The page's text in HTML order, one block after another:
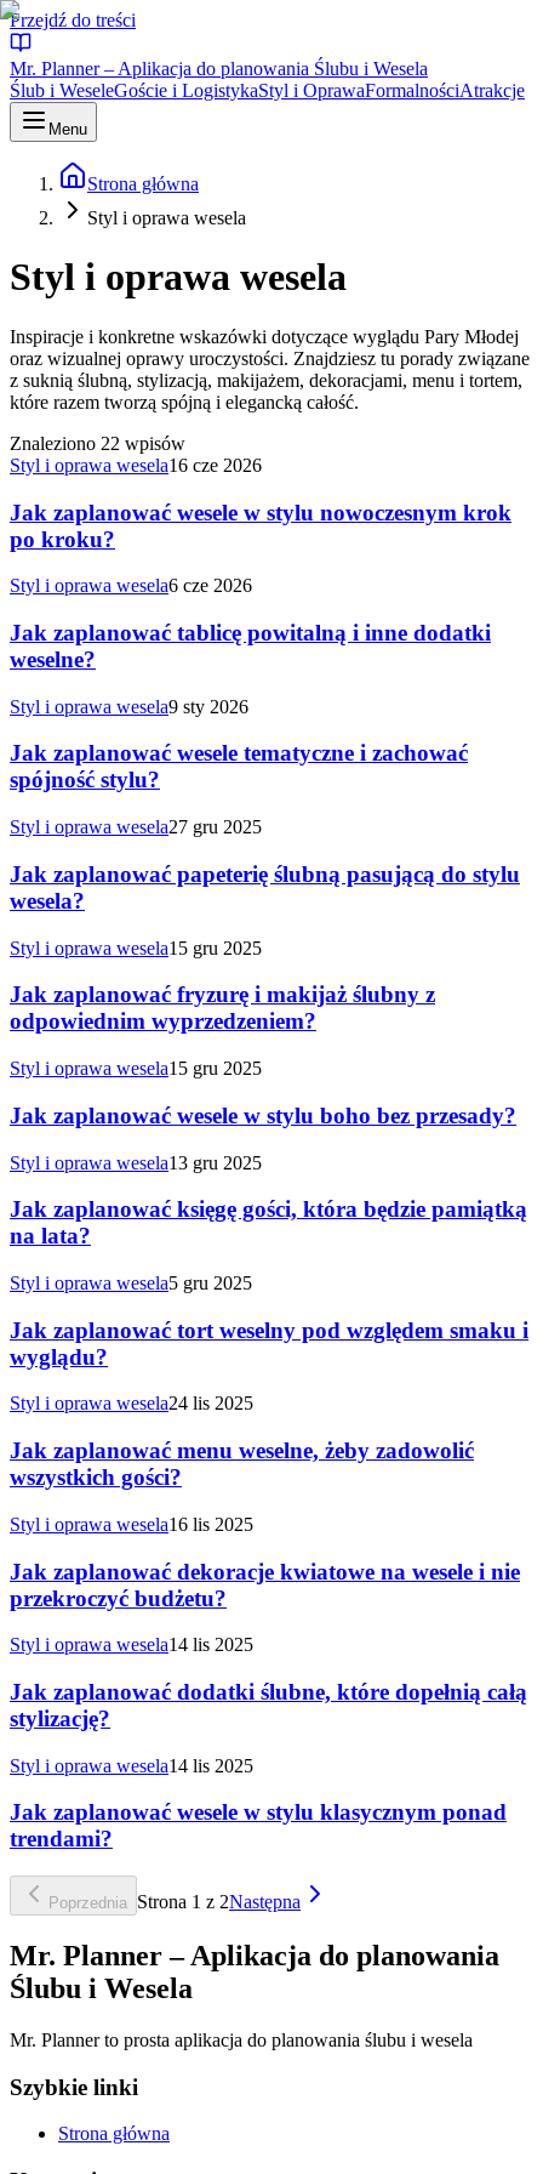
Przejdź do treści
Mr. Planner – Aplikacja do planowania Ślubu i Wesela
Ślub i WeseleGoście i LogistykaStyl i OprawaFormalnościAtrakcje
Menu
Strona główna
Styl i oprawa wesela
Styl i oprawa wesela
Inspiracje i konkretne wskazówki dotyczące wyglądu Pary Młodej
oraz wizualnej oprawy uroczystości. Znajdziesz tu porady związane
z suknią ślubną, stylizacją, makijażem, dekoracjami, menu i tortem,
które razem tworzą spójną i elegancką całość.
Znaleziono 22 wpisów
Styl i oprawa wesela16 cze 2026
Jak zaplanować wesele w stylu nowoczesnym krok
po kroku?
Styl i oprawa wesela6 cze 2026
Jak zaplanować tablicę powitalną i inne dodatki
weselne?
Styl i oprawa wesela9 sty 2026
Jak zaplanować wesele tematyczne i zachować
spójność stylu?
Styl i oprawa wesela27 gru 2025
Jak zaplanować papeterię ślubną pasującą do stylu
wesela?
Styl i oprawa wesela15 gru 2025
Jak zaplanować fryzurę i makijaż ślubny z
odpowiednim wyprzedzeniem?
Styl i oprawa wesela15 gru 2025
Jak zaplanować wesele w stylu boho bez przesady?
Styl i oprawa wesela13 gru 2025
Jak zaplanować księgę gości, która będzie pamiątką
na lata?
Styl i oprawa wesela5 gru 2025
Jak zaplanować tort weselny pod względem smaku i
wyglądu?
Styl i oprawa wesela24 lis 2025
Jak zaplanować menu weselne, żeby zadowolić
wszystkich gości?
Styl i oprawa wesela16 lis 2025
Jak zaplanować dekoracje kwiatowe na wesele i nie
przekroczyć budżetu?
Styl i oprawa wesela14 lis 2025
Jak zaplanować dodatki ślubne, które dopełnią całą
stylizację?
Styl i oprawa wesela14 lis 2025
Jak zaplanować wesele w stylu klasycznym ponad
trendami?
Poprzednia Strona 1 z 2Następna
Mr. Planner – Aplikacja do planowania
Ślubu i Wesela
Mr. Planner to prosta aplikacja do planowania ślubu i wesela
Szybkie linki
Strona główna